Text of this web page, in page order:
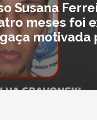
Susana
meses foi
motivada